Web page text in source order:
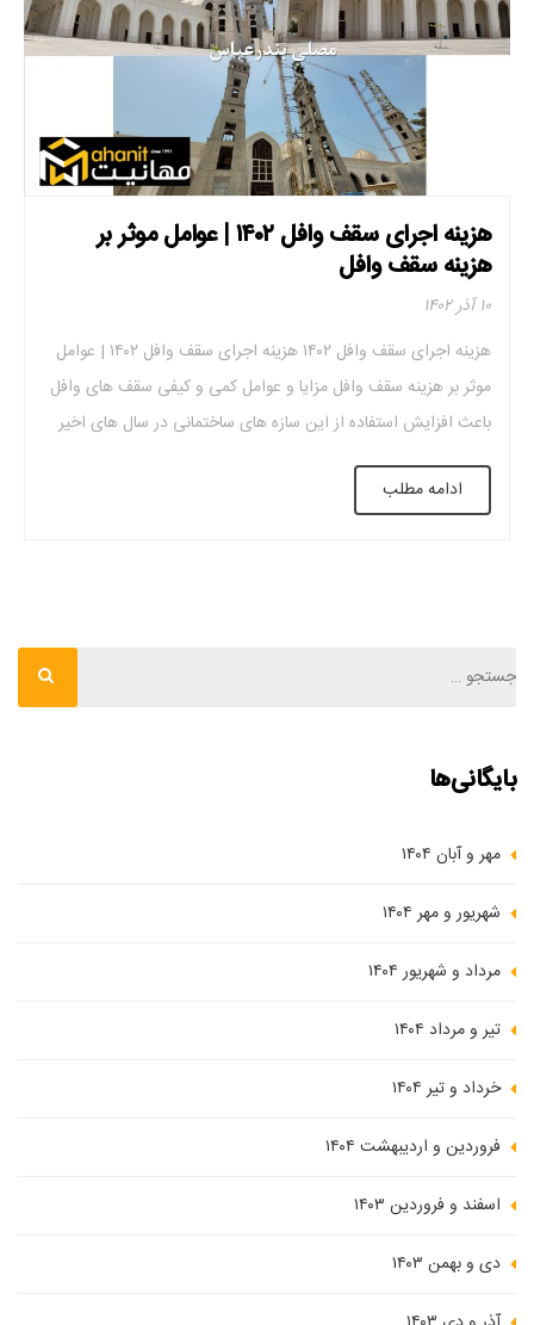
هزینه اجرای سقف وافل ۱۴۰۲ | عوامل موثر بر
هزینه سقف وافل
۱۰ آذر ۱۴۰۲
هزینه اجرای سقف وافل ۱۴۰۲ هزینه اجرای سقف وافل ۱۴۰۲ | عوامل
موثر بر هزینه سقف وافل مزایا و عوامل کمی و کیفی سقف های وافل
باعث افزایش استفاده از این سازه های ساختمانی در سال های اخیر
شده است. این سقف ها از نظر زیبایی، هزینه اجرا و … در سطح
بالاتری نسبت به […]
ادامه مطلب
بایگانی‌ها
مهر و آبان ۱۴۰۴
شهریور و مهر ۱۴۰۴
مرداد و شهریور ۱۴۰۴
تیر و مرداد ۱۴۰۴
خرداد و تیر ۱۴۰۴
فروردین و اردیبهشت ۱۴۰۴
اسفند و فروردین ۱۴۰۳
دی و بهمن ۱۴۰۳